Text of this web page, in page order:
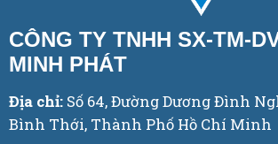
CÔNG TY TNHH SX-TM-
MINH PHÁT
Địa chỉ: Số 64, Đường Dương Đình
Bình Thới, Thành Phố Hồ Chí Minh